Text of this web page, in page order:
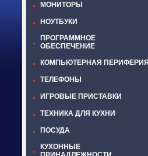
МОНИТОРЫ
НОУТБУКИ
ПРОГРАММНОЕ
ОБЕСПЕЧЕНИЕ
КОМПЬЮТЕРНАЯ ПЕРИФЕРИЯ
ТЕЛЕФОНЫ
ИГРОВЫЕ ПРИСТАВКИ
ТЕХНИКА ДЛЯ КУХНИ
ПОСУДА
КУХОННЫЕ